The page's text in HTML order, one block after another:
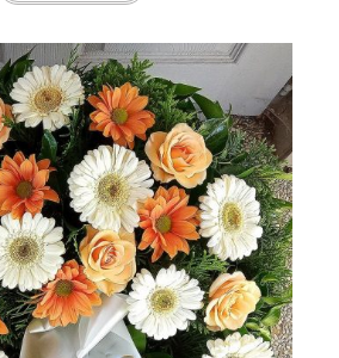
van.
A
változatok
a
termékoldalon
választhatók
ki